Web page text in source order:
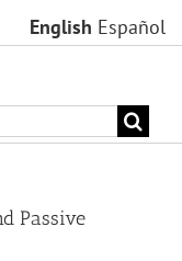
Passive
English Español